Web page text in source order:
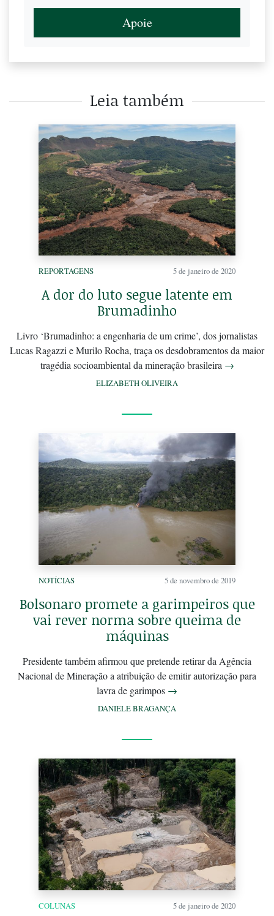
Apoie
Leia também
REPORTAGENS 5 de janeiro de 2020
A dor do luto segue latente em
Brumadinho
Livro ‘Brumadinho: a engenharia de um crime’, dos jornalistas
Lucas Ragazzi e Murilo Rocha, traça os desdobramentos da maior
tragédia socioambiental da mineração brasileira →
ELIZABETH OLIVEIRA
NOTÍCIAS 5 de novembro de 2019
Bolsonaro promete a garimpeiros que
vai rever norma sobre queima de
máquinas
Presidente também afirmou que pretende retirar da Agência
Nacional de Mineração a atribuição de emitir autorização para
lavra de garimpos →
DANIELE BRAGANÇA
COLUNAS 5 de janeiro de 2020